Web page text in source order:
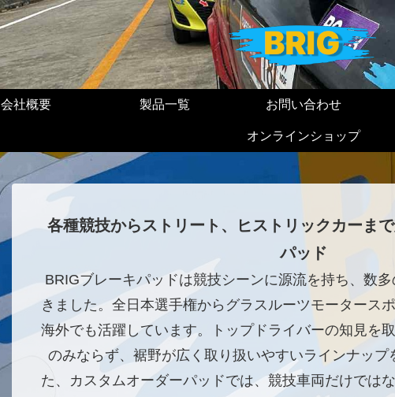
会社概要 製品一覧 お問い合わせ
オンラインショップ
各種競技からストリート、ヒストリックカーま
パッド
BRIGブレーキパッドは競技シーンに源流を持ち、数
きました。全日本選手権からグラスルーツモータース
海外でも活躍しています。トップドライバーの知見を
のみならず、裾野が広く取り扱いやすいラインナップ
た、カスタムオーダーパッドでは、競技車両だけでは